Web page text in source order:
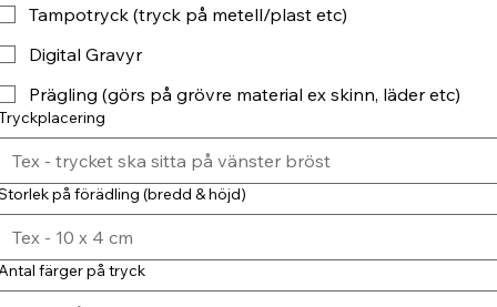
Tampotryck (tryck på metell/plast etc)
Digital Gravyr
Prägling (görs på grövre material ex skinn, läder etc)
på förädling (bredd & höjd)
färger på tryck